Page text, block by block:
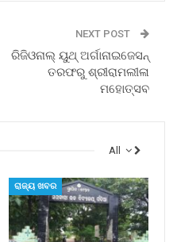
NEXT POST
ରିଜିଓନାଲ୍ ୟୁଥ୍ ଅର୍ଗାନାଇଜେସନ୍
ତରଫରୁ ଶ୍ରୀରାମଲୀଳା
ମହୋତ୍ସବ
All
ରାଜ୍ୟ ଖବର